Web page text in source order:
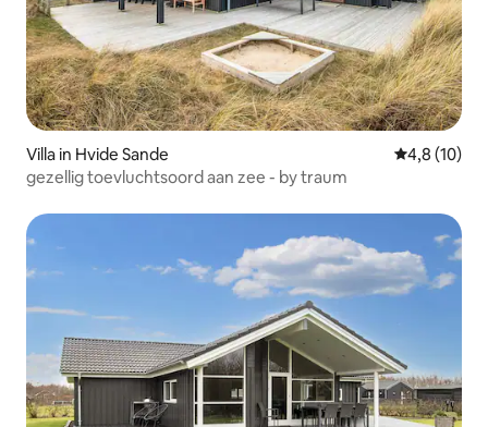
Villa in Hvide Sande
4,8 (10)
gezellig toevluchtsoord aan zee - by traum